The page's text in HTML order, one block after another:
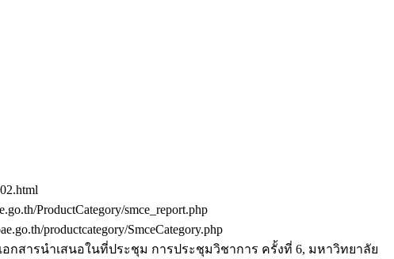
ProductCategory/smce_report.php
productcategory/SmceCategory.php
สารนำเสนอในที่ประชุม การประชุมวิชาการ ครั้งที่ 6, มหาวิทยาลัย